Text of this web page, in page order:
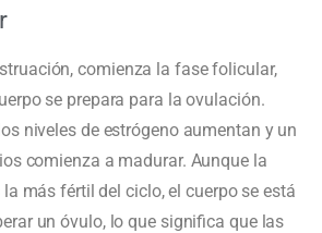
comienza la fase folicular,
se prepara para la ovulación.
niveles de estrógeno aumentan y un
comienza a madurar. Aunque la
más fértil del ciclo, el cuerpo se está
un óvulo, lo que significa que las